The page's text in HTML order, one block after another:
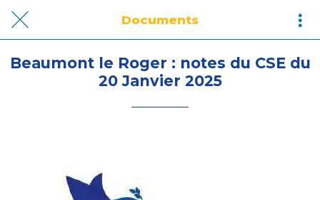
Documents
Beaumont le Roger : notes du CSE du
20 Janvier 2025